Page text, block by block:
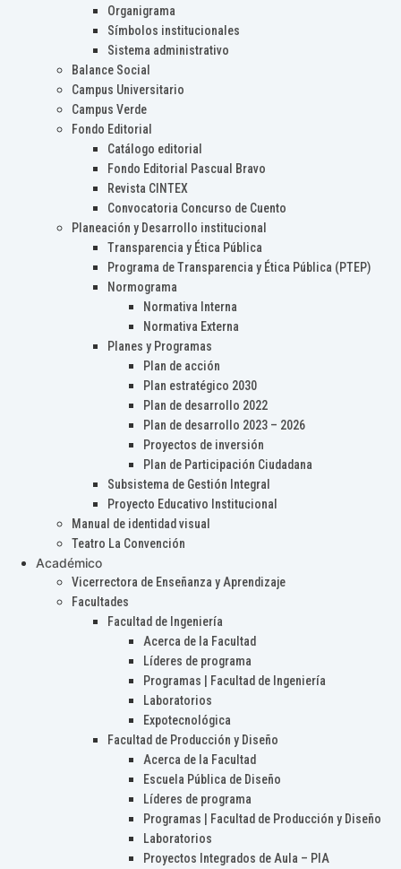
Organigrama
Símbolos institucionales
Sistema administrativo
Balance Social
Campus Universitario
Campus Verde
Fondo Editorial
Catálogo editorial
Fondo Editorial Pascual Bravo
Revista CINTEX
Convocatoria Concurso de Cuento
Planeación y Desarrollo institucional
Transparencia y Ética Pública
Programa de Transparencia y Ética Pública (PTEP)
Normograma
Normativa Interna
Normativa Externa
Planes y Programas
Plan de acción
Plan estratégico 2030
Plan de desarrollo 2022
Plan de desarrollo 2023 – 2026
Proyectos de inversión
Plan de Participación Ciudadana
Subsistema de Gestión Integral
Proyecto Educativo Institucional
Manual de identidad visual
Teatro La Convención
Académico
Vicerrectora de Enseñanza y Aprendizaje
Facultades
Facultad de Ingeniería
Acerca de la Facultad
Líderes de programa
Programas | Facultad de Ingeniería
Laboratorios
Expotecnológica
Facultad de Producción y Diseño
Acerca de la Facultad
Escuela Pública de Diseño
Líderes de programa
Programas | Facultad de Producción y Diseño
Laboratorios
Proyectos Integrados de Aula – PIA